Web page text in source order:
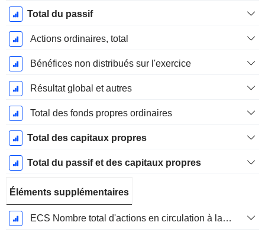
Total du passif
Actions ordinaires, total
Bénéfices non distribués sur l'exercice
Résultat global et autres
Total des fonds propres ordinaires
Total des capitaux propres
Total du passif et des capitaux propres
Éléments supplémentaires
ECS Nombre total d'actions en circulation à la date de dépôt